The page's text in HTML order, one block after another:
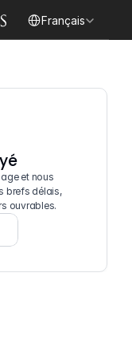
Français
et nous
brefs délais,
ouvrables.